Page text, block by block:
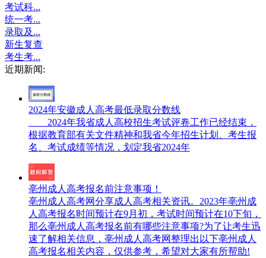
考试科...
统一考...
录取及...
新生复查
考生考...
近期新闻:
2024年安徽成人高考最低录取分数线
2024年我省成人高校招生考试评卷工作已经结束，
根据教育部有关文件精神和我省今年招生计划、考生报
名、考试成绩等情况，划定我省2024年
亳州成人高考报名前注意事项！
亳州成人高考网分享成人高考相关资讯。2023年亳州成
人高考报名时间预计在9月初，考试时间预计在10下旬，
那么亳州成人高考报名前有哪些注意事项?为了让考生迅
速了解相关信息，亳州成人高考网整理出以下亳州成人
高考报名相关内容，仅供参考，希望对大家有所帮助!